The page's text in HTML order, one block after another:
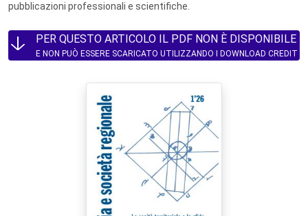
pubblicazioni professionali e scientifiche.
PER QUESTO ARTICOLO IL PDF NON È DISPONIBILE
E NON PUÒ ESSERE SCARICATO UTILIZZANDO I DOWNLOAD CREDIT